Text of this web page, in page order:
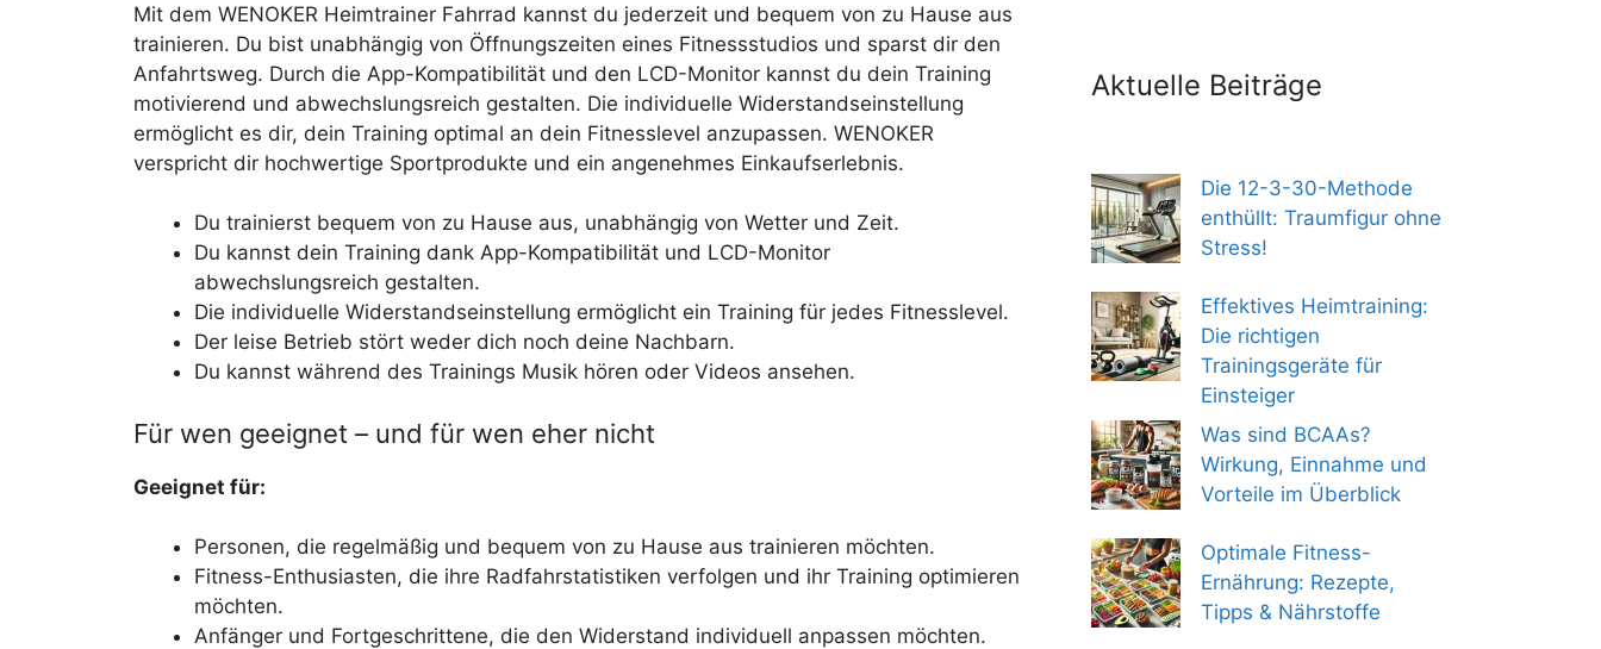
Mit dem WENOKER Heimtrainer Fahrrad kannst du jederzeit und bequem von zu Hause aus
trainieren. Du bist unabhängig von Öffnungszeiten eines Fitnessstudios und sparst dir den
Anfahrtsweg. Durch die App-Kompatibilität und den LCD-Monitor kannst du dein Training
motivierend und abwechslungsreich gestalten. Die individuelle Widerstandseinstellung
ermöglicht es dir, dein Training optimal an dein Fitnesslevel anzupassen. WENOKER
verspricht dir hochwertige Sportprodukte und ein angenehmes Einkaufserlebnis.
Du trainierst bequem von zu Hause aus, unabhängig von Wetter und Zeit.
Du kannst dein Training dank App-Kompatibilität und LCD-Monitor
abwechslungsreich gestalten.
Die individuelle Widerstandseinstellung ermöglicht ein Training für jedes Fitnesslevel.
Der leise Betrieb stört weder dich noch deine Nachbarn.
Du kannst während des Trainings Musik hören oder Videos ansehen.
Für wen geeignet – und für wen eher nicht
Geeignet für:
Personen, die regelmäßig und bequem von zu Hause aus trainieren möchten.
Fitness-Enthusiasten, die ihre Radfahrstatistiken verfolgen und ihr Training optimieren
möchten.
Anfänger und Fortgeschrittene, die den Widerstand individuell anpassen möchten.
Aktuelle Beiträge
Die 12-3-30-Methode
enthüllt: Traumfigur ohne
Stress!
Effektives Heimtraining:
Die richtigen
Trainingsgeräte für
Einsteiger
Was sind BCAAs?
Wirkung, Einnahme und
Vorteile im Überblick
Optimale Fitness-
Ernährung: Rezepte,
Tipps & Nährstoffe